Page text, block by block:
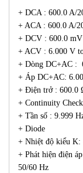
+ DCA : 600.0 A/
+ ACA : 600.0 A/
+ DCV : 600.0
+ ACV : 6.000 V
+ Dòng DC+AC :
+ Áp DC+AC:
+ Điện trở : 600.0
+ Continuity
+ Tần số : 9.999
+ Diode
+ Nhiệt độ kiểu K:
+ Phát hiện điện
50/60 Hz